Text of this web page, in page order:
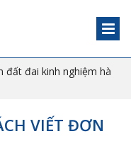
đất đai kinh nghiệm hà
VIẾT ĐƠN